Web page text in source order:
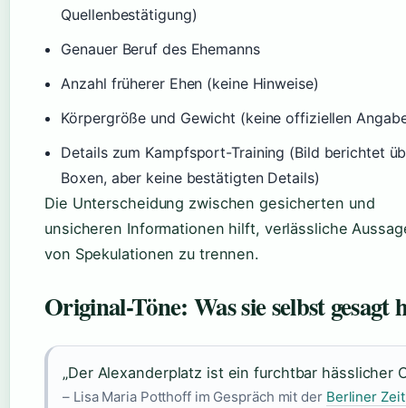
Quellenbestätigung)
Genauer Beruf des Ehemanns
Anzahl früherer Ehen (keine Hinweise)
Körpergröße und Gewicht (keine offiziellen
Details zum Kampfsport-Training (Bild berichtet
Boxen, aber keine bestätigten Details)
Die Unterscheidung zwischen gesicherten und
unsicheren Informationen hilft, verlässliche
von Spekulationen zu trennen.
Original-Töne: Was sie selbst gesagt
„Der Alexanderplatz ist ein furchtbar hässlicher
– Lisa Maria Potthoff im Gespräch mit der Berliner